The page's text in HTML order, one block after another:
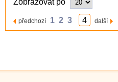
Zobrazovat po
předchozí 1 2 3 4 další